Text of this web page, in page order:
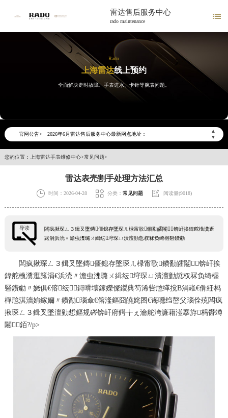
雷达售后服务中心
rado maintenance

Rado
上海雷达线上预约
全面解决走时故障、手表进水、卡针等腕表问题。
官网公告>
▲
▼
2026年6月上海市雷达官方售后客户服务热线：400-801-5621
2026年6月雷达售后服务中心最新网点地址：
上海市徐汇区虹桥路3号港汇中心写字楼2座37层3705室（需提前预约）
您的位置： 上海雷达手表维修中心>常见问题>
雷达表壳割手处理方法汇总
 时间：2026-04-28  分类： 常见问题  阅读量(9018)
导读
闆疯揪琛ㄥ３鍓叉墜鏄僵鎴存墜琛ㄦ椂甯歌鐨勫皬闂锛屽挨鍏舵槸瀵逛
簬涓浜涜〃澹虫潗璐ㄨ緝纭垨琛ㄩ潰澶勭悊杈冧负绮楃硻鐨勮
闆疯揪琛ㄥ３鍓叉墜鏄僵鎴存墜琛ㄦ椂甯歌鐨勫皬闂锛屽挨
鍏舵槸瀵逛簬涓€浜涜〃澹虫潗璐ㄨ緝纭垨琛ㄩ潰澶勭悊杈冧负绮楃
硻鐨勮〃娆俱€傛纭鐞嗗壊鎵嬫儏鍐典笉浠呰兘缂撹В涓嶉€傦紝杩
樿兘淇濇姢鎵嬭〃鐨勫瑙傘€傛湰鏂囧皢姹囨€诲嚑绉嶅父瑙佺殑闆疯
揪琛ㄥ３鍓叉墜澶勭悊鏂规硶锛屽府鍔╁ぇ瀹舵洿濂藉湴搴斿杩欎竴
闂銆?/p>